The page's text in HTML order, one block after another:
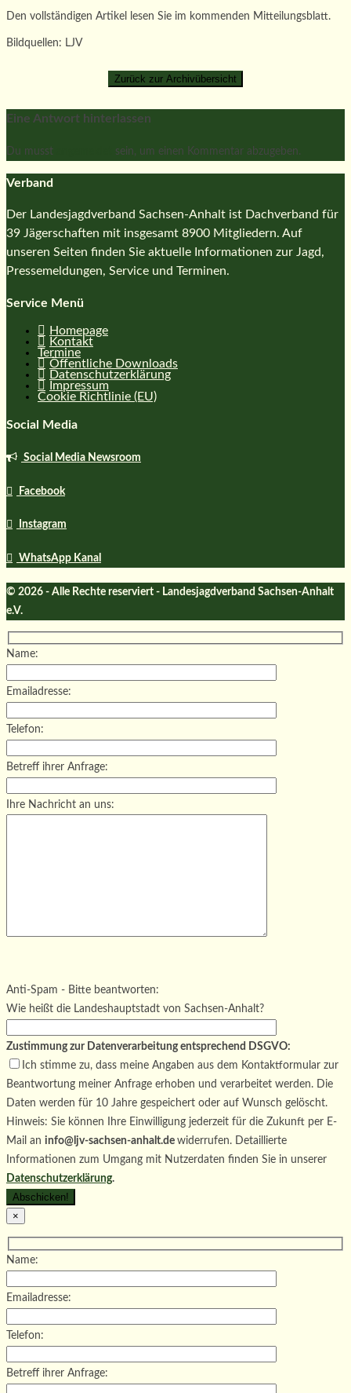
Den vollständigen Artikel lesen Sie im kommenden Mitteilungsblatt.
Bildquellen: LJV
Eine Antwort hinterlassen
Du musst sein, um einen Kommentar abzugeben.
Verband
Der Landesjagdverband Sachsen-Anhalt ist Dachverband für
39 Jägerschaften mit insgesamt 8900 Mitgliedern. Auf
unseren Seiten finden Sie aktuelle Informationen zur Jagd,
Pressemeldungen, Service und Terminen.
Service Menü
Homepage
Kontakt
Termine
Öffentliche Downloads
Datenschutzerklärung
Impressum
Cookie Richtlinie (EU)
Social Media
Social Media Newsroom
Facebook
Instagram
WhatsApp Kanal
© 2026 - Alle Rechte reserviert - Landesjagdverband Sachsen-Anhalt
e.V.
Name:
Emailadresse:
Telefon:
Betreff ihrer Anfrage:
Ihre Nachricht an uns:
Bitte lasse dieses Feld leer.
Anti-Spam - Bitte beantworten:
Wie heißt die Landeshauptstadt von Sachsen-Anhalt?
Zustimmung zur Datenverarbeitung entsprechend DSGVO:
Ich stimme zu, dass meine Angaben aus dem Kontaktformular zur
Beantwortung meiner Anfrage erhoben und verarbeitet werden. Die
Daten werden für 10 Jahre gespeichert oder auf Wunsch gelöscht.
Hinweis: Sie können Ihre Einwilligung jederzeit für die Zukunft per E-
Mail an info@ljv-sachsen-anhalt.de widerrufen. Detaillierte
Informationen zum Umgang mit Nutzerdaten finden Sie in unserer
Datenschutzerklärung.
×
Name:
Emailadresse:
Telefon:
Betreff ihrer Anfrage: